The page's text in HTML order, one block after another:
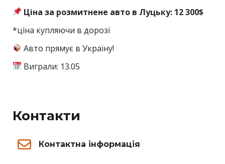
Ціна за розмитнене авто в Луцьку: 12 300$
*ціна купляючи в дорозі
Авто прямує в Україну!
Виграли: 13.05
Контакти
Контактна інформація